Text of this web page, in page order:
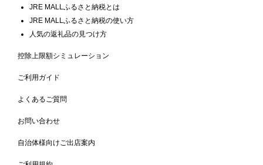
JRE MALLふるさと納税とは
JRE MALLふるさと納税の使い方
人気の返礼品の見つけ方
控除上限額シミュレーション
ご利用ガイド
よくあるご質問
お問い合わせ
自治体様向けご出店案内